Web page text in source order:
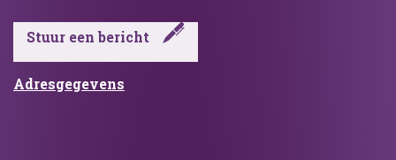
Stuur een bericht
Adresgegevens